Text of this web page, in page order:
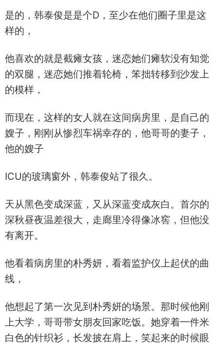
是的，韩泰俊是是个D，至少在他们圈子里是这
样的，
他喜欢的就是截瘫女孩，迷恋她们瘫软没有知觉
的双腿，迷恋她们推着轮椅，笨拙转移到沙发上
的模样，
而现在，这样的女人就在这间病房里，是自己的
嫂子，刚刚从惨烈车祸幸存的，他哥哥的妻子，
他的嫂子
ICU的玻璃窗外，韩泰俊站了很久。
天从黑色变成深蓝，又从深蓝变成灰白。首尔的
深秋昼夜温差很大，走廊里冷得像冰窖，但他没
有离开。
他看着病房里的朴秀妍，看着监护仪上起伏的曲
线，
他想起了第一次见到朴秀妍的场景。那时候他刚
上大学，哥哥带女朋友回家吃饭。她穿着一件米
白色的针织衫，长发披在肩上，笑起来的时候眼